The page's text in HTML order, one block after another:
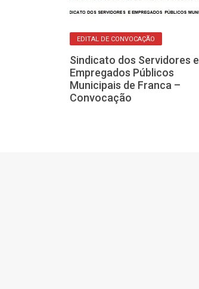
EDITAL DE CONVOCAÇÃO
Sindicato dos Servidores e
Empregados Públicos
Municipais de Franca –
Convocação